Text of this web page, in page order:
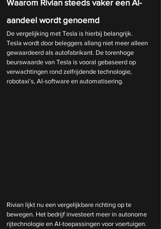
Waarom Rivian steeds vaker een AI-
aandeel wordt genoemd
De vergelijking met Tesla is hierbij belangrijk.
Tesla wordt door beleggers allang niet meer alleen
gewaardeerd als autofabrikant. De torenhoge
beurswaarde van Tesla is vooral gebaseerd op
verwachtingen rond zelfrijdende technologie,
robotaxi’s, AI-software en automatisering.
Rivian lijkt nu een vergelijkbare richting op te
bewegen. Het bedrijf investeert meer in autonome
rijtechnologie en AI-toepassingen voor voertuigen.